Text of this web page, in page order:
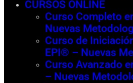
CURSOS ONLINE
Curso Completo
Nuevas
Curso de
EPI® – Nuevas
Curso Avanzado
– Nuevas